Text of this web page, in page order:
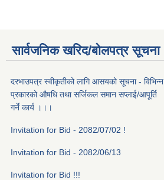
सार्वजनिक खरिद/बोलपत्र सूचना
दरभाउपत्र स्वीकृतीको लागि आसयको सूचना - विभिन्न
प्रकारको औषधि तथा सर्जिकल समान सप्लाई/आपूर्ति
गर्ने कार्य ।।।
Invitation for Bid - 2082/07/02 !
Invitation for Bid - 2082/06/13
Invitation for Bid !!!